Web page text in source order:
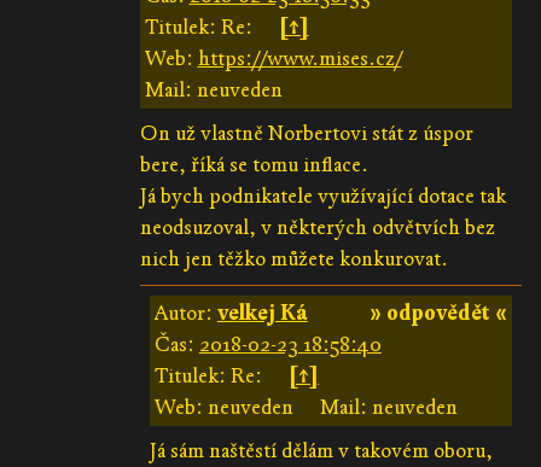
Titulek: Re:
[↑]
Web: https://www.mises.cz/
Mail: neuveden
On už vlastně Norbertovi stát z úspor
bere, říká se tomu inflace.
Já bych podnikatele využívající dotace tak
neodsuzoval, v některých odvětvích bez
nich jen těžko můžete konkurovat.
» odpovědět «
Autor: velkej Ká
Čas: 2018-02-23 18:58:40
Titulek: Re:
[↑]
Web: neuveden
Mail: neuveden
Já sám naštěstí dělám v takovém oboru,